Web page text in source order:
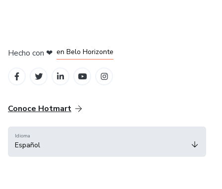
Hecho con ❤ en Belo Horizonte
Conoce Hotmart
Idioma
Español